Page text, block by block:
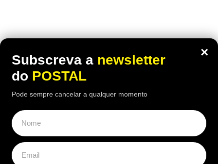
×
Subscreva a newsletter
do POSTAL
Pode sempre cancelar a qualquer momento